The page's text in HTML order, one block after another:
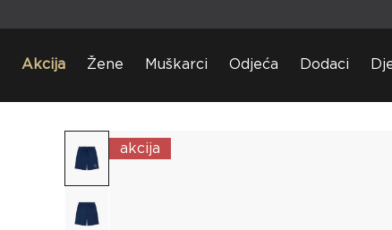
Akcija Žene Muškarci Odjeća Dodaci
akcija